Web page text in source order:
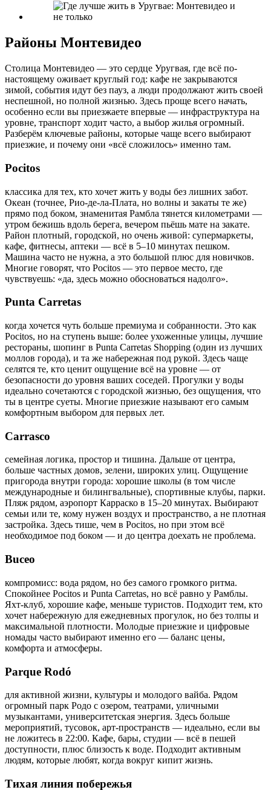
Районы Монтевидео
Столица Монтевидео — это сердце Уругвая, где всё по-
настоящему оживает круглый год: кафе не закрываются
зимой, события идут без пауз, а люди продолжают жить своей
неспешной, но полной жизнью. Здесь проще всего начать,
особенно если вы приезжаете впервые — инфраструктура на
уровне, транспорт ходит часто, а выбор жилья огромный.
Разберём ключевые районы, которые чаще всего выбирают
приезжие, и почему они «всё сложилось» именно там.
Pocitos
классика для тех, кто хочет жить у воды без лишних забот.
Океан (точнее, Рио-де-ла-Плата, но волны и закаты те же)
прямо под боком, знаменитая Рамбла тянется километрами —
утром бежишь вдоль берега, вечером пьёшь мате на закате.
Район плотный, городской, но очень живой: супермаркеты,
кафе, фитнесы, аптеки — всё в 5–10 минутах пешком.
Машина часто не нужна, а это большой плюс для новичков.
Многие говорят, что Pocitos — это первое место, где
чувствуешь: «да, здесь можно обосноваться надолго».
Punta Carretas
когда хочется чуть больше премиума и собранности. Это как
Pocitos, но на ступень выше: более ухоженные улицы, лучшие
рестораны, шопинг в Punta Carretas Shopping (один из лучших
моллов города), и та же набережная под рукой. Здесь чаще
селятся те, кто ценит ощущение всё на уровне — от
безопасности до уровня ваших соседей. Прогулки у воды
идеально сочетаются с городской жизнью, без ощущения, что
ты в центре суеты. Многие приезжие называют его самым
комфортным выбором для первых лет.
Carrasco
семейная логика, простор и тишина. Дальше от центра,
больше частных домов, зелени, широких улиц. Ощущение
пригорода внутри города: хорошие школы (в том числе
международные и билингвальные), спортивные клубы, парки.
Пляж рядом, аэропорт Карраско в 15–20 минутах. Выбирают
семьи или те, кому нужен воздух и пространство, а не плотная
застройка. Здесь тише, чем в Pocitos, но при этом всё
необходимое под боком — и до центра доехать не проблема.
Buceo
компромисс: вода рядом, но без самого громкого ритма.
Спокойнее Pocitos и Punta Carretas, но всё равно у Рамблы.
Яхт-клуб, хорошие кафе, меньше туристов. Подходит тем, кто
хочет набережную для ежедневных прогулок, но без толпы и
максимальной плотности. Молодые приезжие и цифровые
номады часто выбирают именно его — баланс цены,
комфорта и атмосферы.
Parque Rodó
для активной жизни, культуры и молодого вайба. Рядом
огромный парк Родо с озером, театрами, уличными
музыкантами, университетская энергия. Здесь больше
мероприятий, тусовок, арт-пространств — идеально, если вы
не ложитесь в 22:00. Кафе, бары, студии — всё в пешей
доступности, плюс близость к воде. Подходит активным
людям, которые любят, когда вокруг кипит жизнь.
Тихая линия побережья